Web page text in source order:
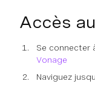
Accès
Se connecter
Vonage
Naviguez